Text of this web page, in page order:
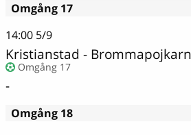
Omgång 17
14:00 5/9
Kristianstad -
Omgång 17
-
Omgång 18